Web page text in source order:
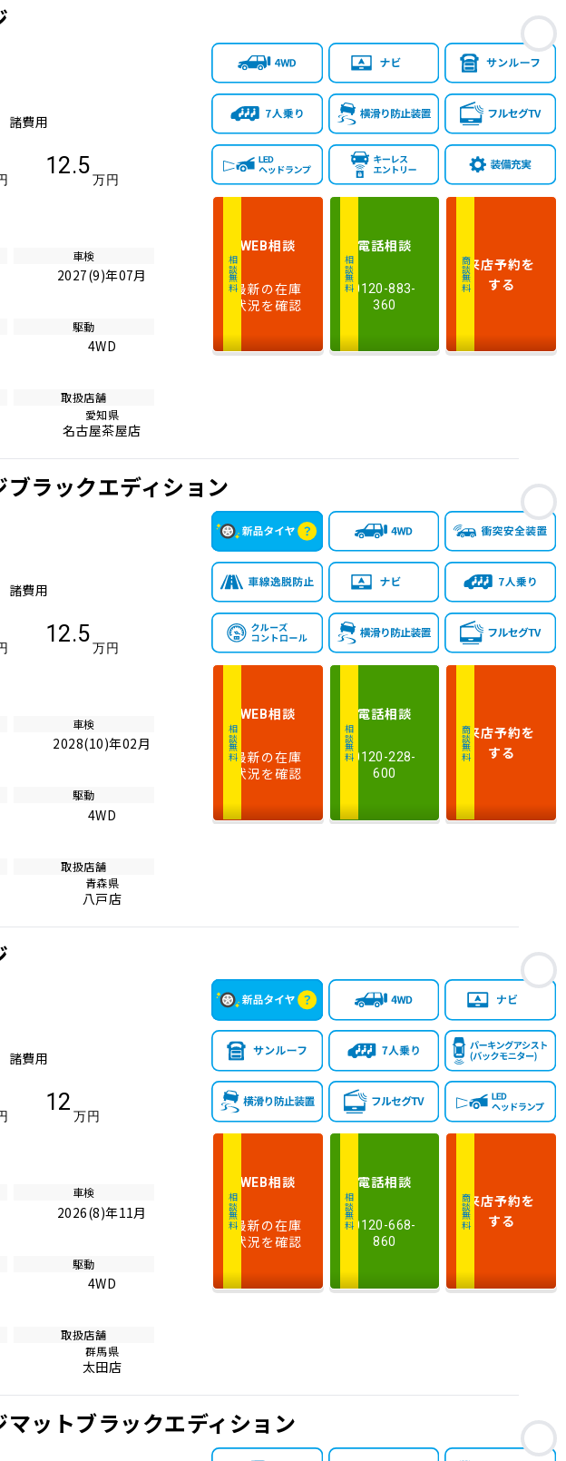
払
総
額
安い順 高い順
年
式
新しい順 古い順
走
行
少ない順 多い順
気
量
大きい順 小さい順
検
多い順 少ない順
お
諸費用
12.5
万円
車検
2027(9)年07月
駆動
4WD
取扱店舗
愛知県
名古屋茶屋店
相談無料
WEB相談
最新の在庫
状況を確認
相談無料
電話相談
0120-883-
360
商談無料来店予約を
する
お
ラックエディション
諸費用
12.5
万円
車検
2028(10)年02月
駆動
4WD
取扱店舗
青森県
八戸店
相談無料
WEB相談
最新の在庫
状況を確認
相談無料
電話相談
0120-228-
600
商談無料来店予約を
する
お
諸費用
12
万円
車検
2026(8)年11月
駆動
4WD
取扱店舗
群馬県
太田店
相談無料
WEB相談
最新の在庫
状況を確認
相談無料
電話相談
0120-668-
860
商談無料来店予約を
する
お
ットブラックエディション